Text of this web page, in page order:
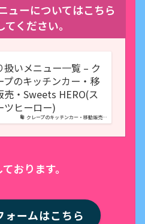
ューについてはこちら
ください。
クレープのキッチンカー・移動販売…
扱いメニュー一覧 – ク
プのキッチンカー・移
売・Sweets HERO(ス
ツヒーロー)
おります。
ォームはこちら